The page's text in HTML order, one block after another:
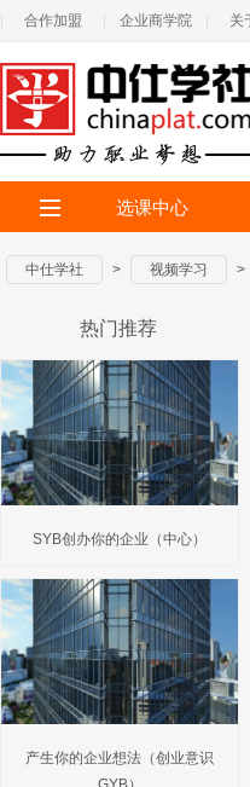
合作加盟 企业商学院 关
选课中心
首 页 全部专题
中仕学社 > 视频学习 >
热门推荐
SYB创办你的企业（中心）
产生你的企业想法（创业意识